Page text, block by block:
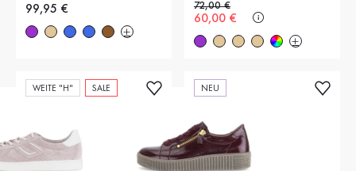
Neuer Preis
99,95 €
Alter Preis
72,00 €
Neuer Preis
60,00 €
WEITE "H" SALE NEU